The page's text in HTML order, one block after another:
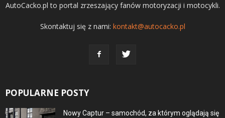
AutoCacko.pl to portal zrzeszający fanów motoryzacji i motocykli.
Skontaktuj się z nami: kontakt@autocacko.pl
POPULARNE POSTY
Nowy Captur – samochód, za którym oglądają się